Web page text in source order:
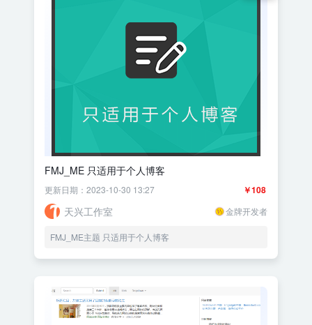
FMJ_ME 只适用于个人博客
￥108
更新日期：2023-10-30 13:27
天兴工作室 金牌开发者
FMJ_ME主题 只适用于个人博客